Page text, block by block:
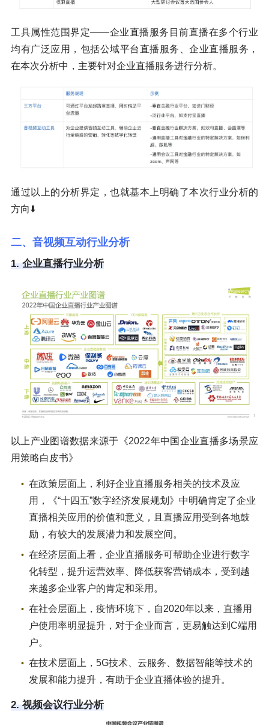
工具属性范围界定——企业直播服务目前直播在多个行业
均有广泛应用，包括公域平台直播服务、企业直播服务，
在本次分析中，主要针对企业直播服务进行分析。
通过以上的分析界定，也就基本上明确了本次行业分析的
方向⬇️
二、音视频互动行业分析
1. 企业直播行业分析
以上产业图谱数据来源于《2022年中国企业直播多场景应
用策略白皮书》
在政策层面上，利好企业直播服务相关的技术及应
用，《“十四五”数字经济发展规划》中明确肯定了企业
直播相关应用的价值和意义，且直播应用受到各地鼓
励，有较大的发展潜力和发展空间。
在经济层面上看，企业直播服务可帮助企业进行数字
化转型，提升运营效率、降低获客营销成本，受到越
来越多企业客户的肯定和采用。
在社会层面上，疫情环境下，自2020年以来，直播用
户使用率明显提升，对于企业而言，更易触达到C端用
户。
在技术层面上，5G技术、云服务、数据智能等技术的
发展和能力提升，有助于企业直播体验的提升。
2. 视频会议行业分析